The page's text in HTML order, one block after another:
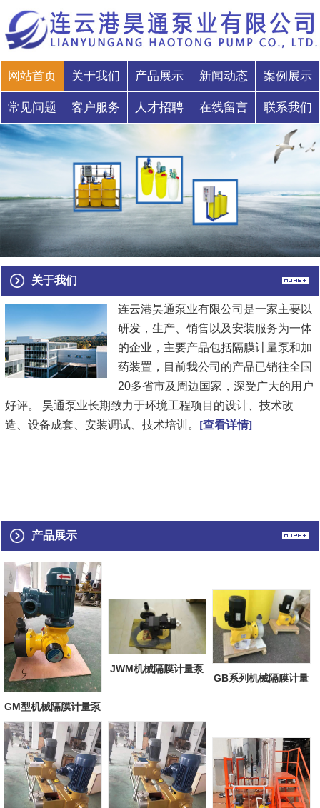
网站首页 关于我们 产品展示 新闻动态 案例展示
常见问题 客户服务 人才招聘 在线留言 联系我们
关于我们
连云港昊通泵业有限公司是一家主要以
研发，生产、销售以及安装服务为一体
的企业，主要产品包括隔膜计量泵和加
药装置，目前我公司的产品已销往全国
20多省市及周边国家，深受广大的用户
好评。 昊通泵业长期致力于环境工程项目的设计、技术改
造、设备成套、安装调试、技术培训。 [查看详情]
产品展示
GM型机械隔膜计量泵
JWM机械隔膜计量泵
GB系列机械隔膜计量